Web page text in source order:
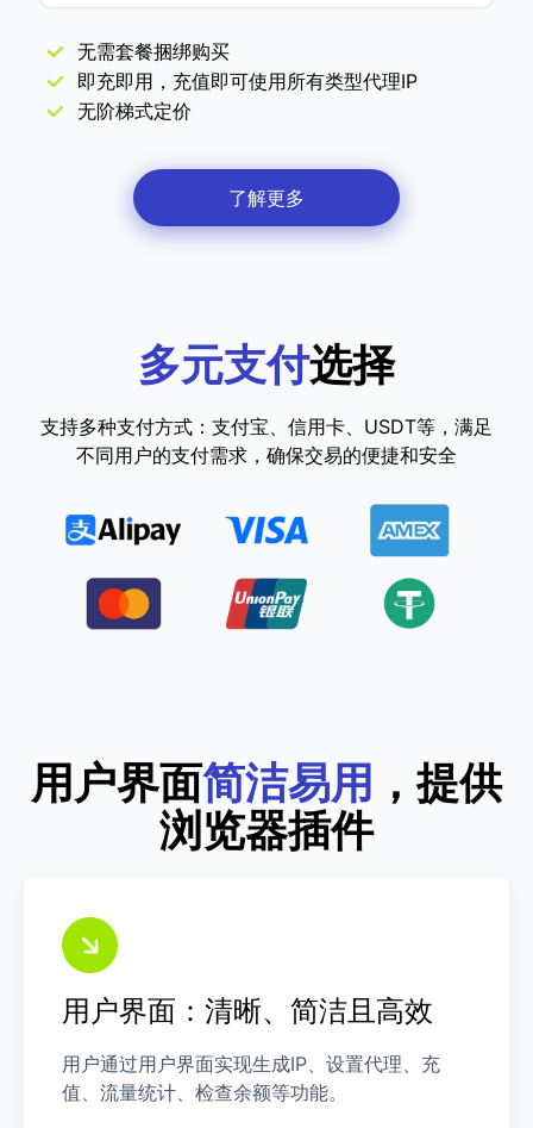
无需套餐捆绑购买
即充即用，充值即可使用所有类型代理IP
无阶梯式定价
了解更多
多元支付选择
支持多种支付方式：支付宝、信用卡、USDT等，满足
不同用户的支付需求，确保交易的便捷和安全
用户界面简洁易用 ，提供
浏览器插件
用户界面：清晰、简洁且高效
用户通过用户界面实现生成IP、设置代理、充
值、流量统计、检查余额等功能。